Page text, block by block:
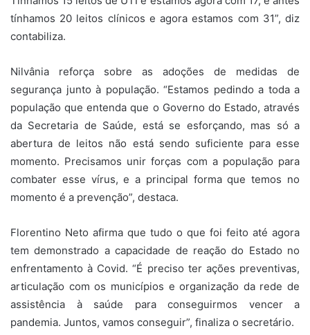
tínhamos 20 leitos clínicos e agora estamos com 31”, diz
contabiliza.
Nilvânia reforça sobre as adoções de medidas de
segurança junto à população. “Estamos pedindo a toda a
população que entenda que o Governo do Estado, através
da Secretaria de Saúde, está se esforçando, mas só a
abertura de leitos não está sendo suficiente para esse
momento. Precisamos unir forças com a população para
combater esse vírus, e a principal forma que temos no
momento é a prevenção”, destaca.
Florentino Neto afirma que tudo o que foi feito até agora
tem demonstrado a capacidade de reação do Estado no
enfrentamento à Covid. “É preciso ter ações preventivas,
articulação com os municípios e organização da rede de
assistência à saúde para conseguirmos vencer a
pandemia. Juntos, vamos conseguir”, finaliza o secretário.